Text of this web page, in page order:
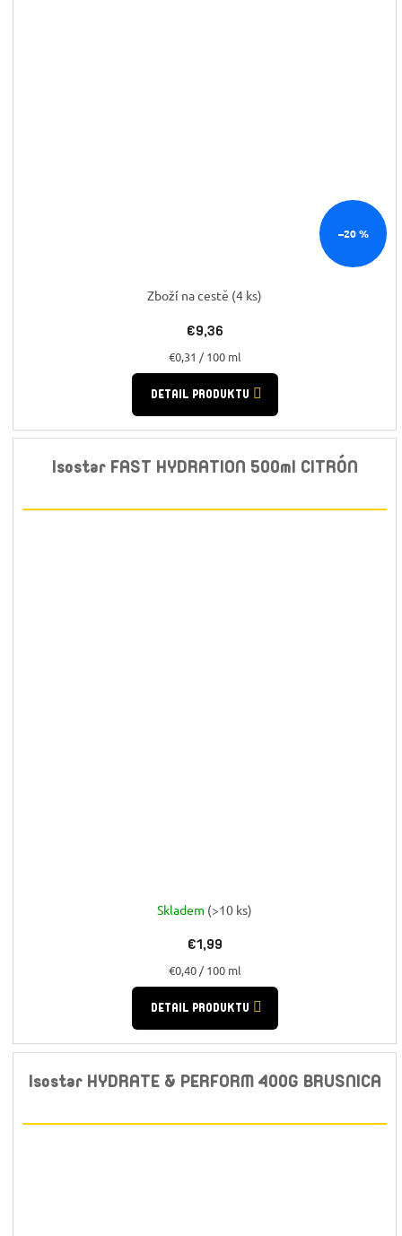
–20 %
Zboží na cestě (4 ks)
€9,36
Jednotková
cena:
€0,31 / 100 ml
DETAIL PRODUKTU
Isostar FAST HYDRATION 500ml CITRÓN
Skladem (>10 ks)
€1,99
Jednotková
cena:
€0,40 / 100 ml
DETAIL PRODUKTU
Isostar HYDRATE & PERFORM 400G BRUSNICA